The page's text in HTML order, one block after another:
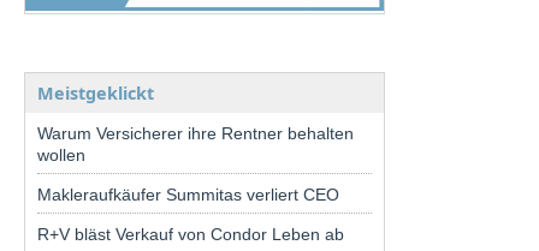
Meistgeklickt
Warum Versicherer ihre Rentner behalten
wollen
Makleraufkäufer Summitas verliert CEO
R+V bläst Verkauf von Condor Leben ab